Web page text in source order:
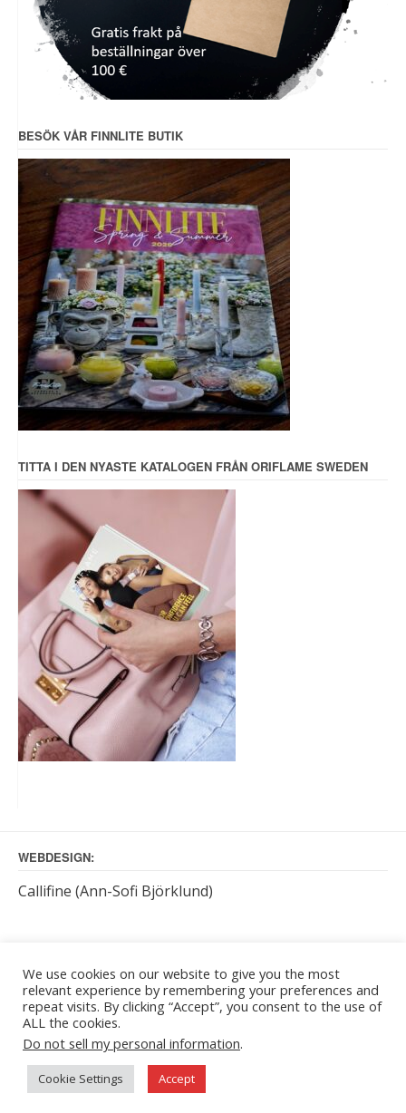
BESÖK VÅR FINNLITE BUTIK
TITTA I DEN NYASTE KATALOGEN FRÅN ORIFLAME SWEDEN
WEBDESIGN:
Callifine (Ann-Sofi Björklund)
KUNDTJÄNST BETJÄNAR:
måndag – torsdag: kl. 9 – 16
Kontakt sker enklast via e-post: info[at]callifine.net
We use cookies on our website to give you the most
relevant experience by remembering your preferences and
repeat visits. By clicking “Accept”, you consent to the use of
ALL the cookies.
Do not sell my personal information.
Cookie Settings Accept